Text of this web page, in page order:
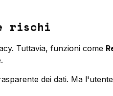
rischi
Tuttavia, funzioni come
dei dati. Ma